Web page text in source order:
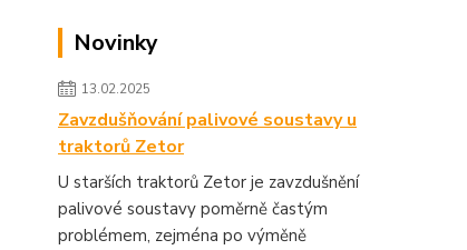
Novinky
13.02.2025
Zavzdušňování palivové soustavy u
traktorů Zetor
U starších traktorů Zetor je zavzdušnění
palivové soustavy poměrně častým
problémem, zejména po výměně